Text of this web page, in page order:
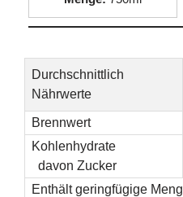
Durchschnittlich
Nährwerte
Brennwert
Kohlenhydrate
davon Zucker
Enthält geringfügige